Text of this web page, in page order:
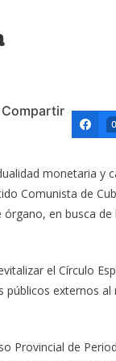
Compartir
0
monetaria y
Comunista de
en busca de
el Círculo
públicos externos
Provincial de